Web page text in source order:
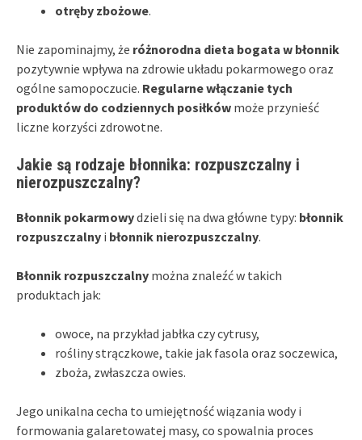
otręby zbożowe.
Nie zapominajmy, że różnorodna dieta bogata w błonnik
pozytywnie wpływa na zdrowie układu pokarmowego oraz
ogólne samopoczucie. Regularne włączanie tych
produktów do codziennych posiłków może przynieść
liczne korzyści zdrowotne.
Jakie są rodzaje błonnika: rozpuszczalny i
nierozpuszczalny?
Błonnik pokarmowydzieli się na dwa główne typy: błonnik
rozpuszczalny i błonnik nierozpuszczalny.
Błonnik rozpuszczalny można znaleźć w takich
produktach jak:
owoce, na przykład jabłka czy cytrusy,
rośliny strączkowe, takie jak fasola oraz soczewica,
zboża, zwłaszcza owies.
Jego unikalna cecha to umiejętność wiązania wody i
formowania galaretowatej masy, co spowalnia proces